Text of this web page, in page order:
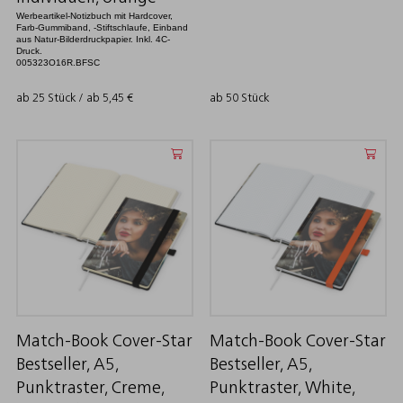
Werbeartikel-Notizbuch mit Hardcover,
Farb-Gummiband, -Stiftschlaufe, Einband
aus Natur-Bilderdruckpapier. Inkl. 4C-
Druck.
005323O16R.BFSC
ab 25 Stück / ab 5,45 € ab 50 Stück
Match-Book Cover-Star
Bestseller, A5,
Punktraster, Creme,
Match-Book Cover-Star
Bestseller, A5,
Punktraster, White,